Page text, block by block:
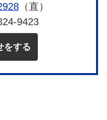
（直）
9423
をする